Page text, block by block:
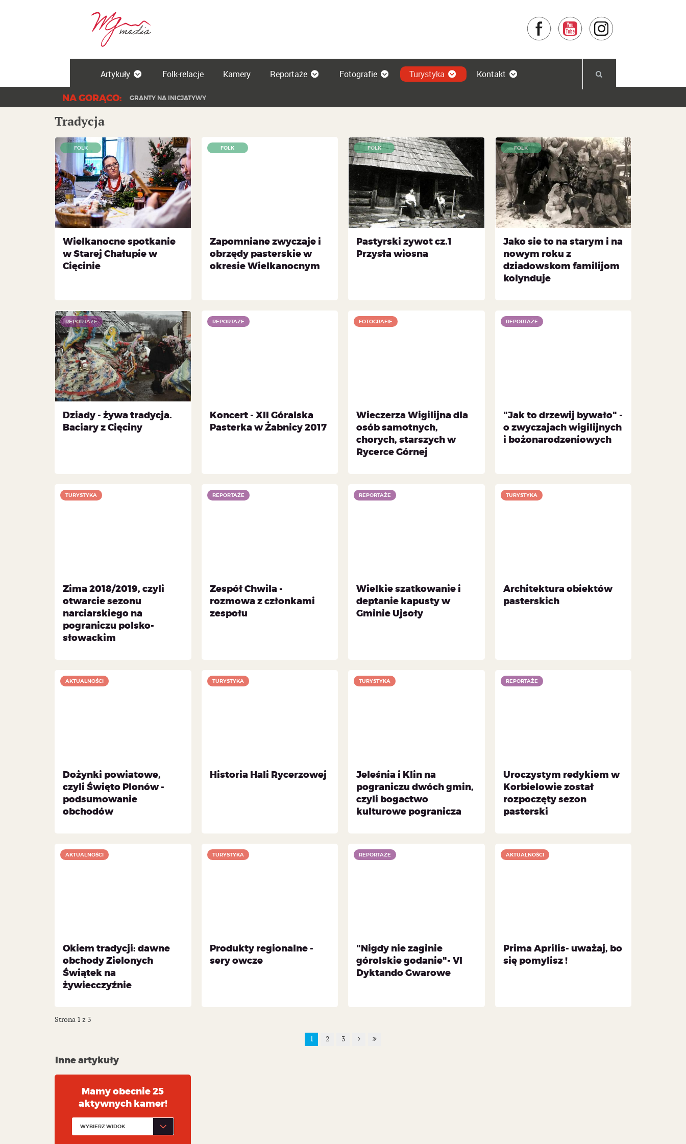
Facebook YouTube
Artykuły Folk-relacje Kamery Reportaże Fotografie Turystyka Kontakt
NA GORĄCO: GRANTY NA INICJATYWY
Tradycja
Wielkanocne spotkanie
w Starej Chałupie w
Cięcinie
FOLK
Zapomniane zwyczaje i
obrzędy pasterskie w
okresie Wielkanocnym
FOLK
Pastyrski zywot cz.1
Przysła wiosna
FOLK
Jako sie to na starym i na
nowym roku z
dziadowskom familijom
kolynduje
FOLK
Dziady - żywa tradycja.
Baciary z Cięciny
REPORTAŻE
Koncert - XII Góralska
Pasterka w Żabnicy 2017
REPORTAŻE
Wieczerza Wigilijna dla
osób samotnych,
chorych, starszych w
Rycerce Górnej
FOTOGRAFIE
"Jak to drzewij bywało" -
o zwyczajach wigilijnych
i bożonarodzeniowych
REPORTAŻE
Zima 2018/2019, czyli
otwarcie sezonu
narciarskiego na
pograniczu polsko-
słowackim
TURYSTYKA
Zespół Chwila -
rozmowa z członkami
zespołu
REPORTAŻE
Wielkie szatkowanie i
deptanie kapusty w
Gminie Ujsoły
REPORTAŻE
Architektura obiektów
pasterskich
TURYSTYKA
Dożynki powiatowe,
czyli Święto Plonów -
podsumowanie
obchodów
AKTUALNOŚCI
Historia Hali Rycerzowej
TURYSTYKA
Jeleśnia i Klin na
pograniczu dwóch gmin,
czyli bogactwo
kulturowe pogranicza
TURYSTYKA
Uroczystym redykiem w
Korbielowie został
rozpoczęty sezon
pasterski
REPORTAŻE
Okiem tradycji: dawne
obchody Zielonych
Świątek na
żywiecczyźnie
AKTUALNOŚCI
Produkty regionalne -
sery owcze
TURYSTYKA
"Nigdy nie zaginie
górolskie godanie"- VI
Dyktando Gwarowe
REPORTAŻE
Prima Aprilis- uważaj, bo
się pomylisz !
AKTUALNOŚCI
Strona 1 z 3
1 2 3
Inne artykuły
Mamy obecnie 25
aktywnych kamer!